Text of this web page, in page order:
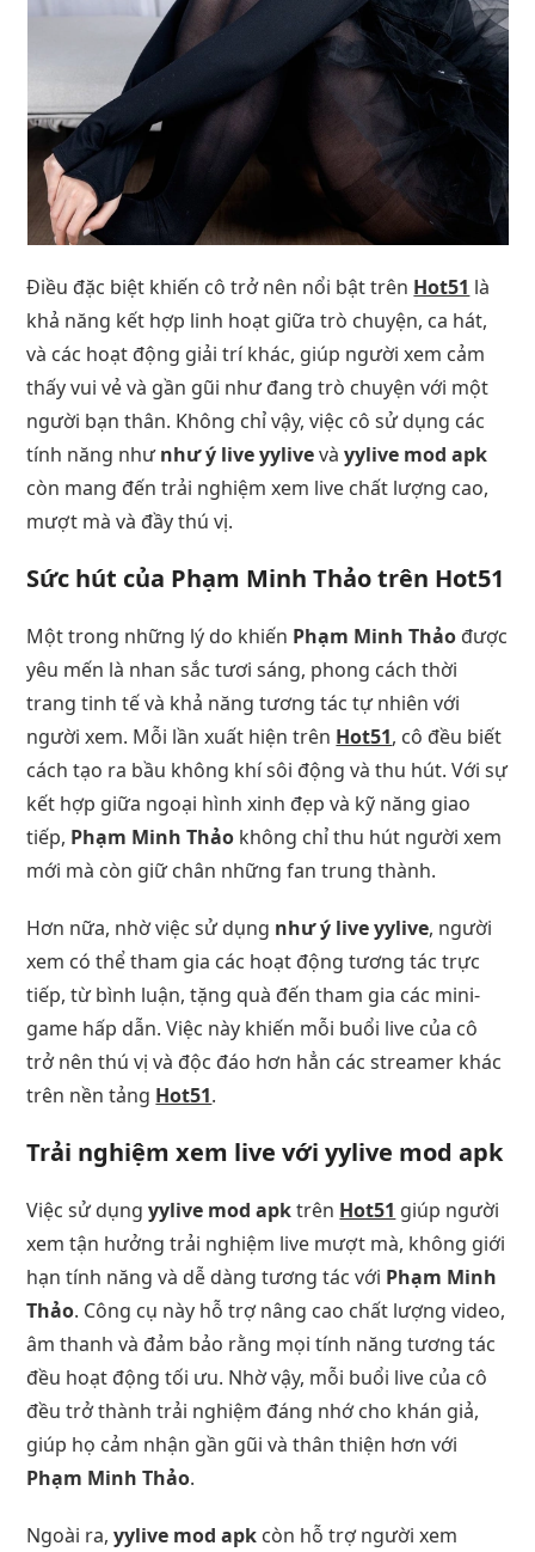
Điều đặc biệt khiến cô trở nên nổi bật trên Hot51 là
khả năng kết hợp linh hoạt giữa trò chuyện, ca hát,
và các hoạt động giải trí khác, giúp người xem cảm
thấy vui vẻ và gần gũi như đang trò chuyện với một
người bạn thân. Không chỉ vậy, việc cô sử dụng các
tính năng nhưnhư ý live yylivevàyylive mod apk
còn mang đến trải nghiệm xem live chất lượng cao,
mượt mà và đầy thú vị.
Sức hút của Phạm Minh Thảo trên Hot51
Một trong những lý do khiến Phạm Minh Thảo được
yêu mến là nhan sắc tươi sáng, phong cách thời
trang tinh tế và khả năng tương tác tự nhiên với
người xem. Mỗi lần xuất hiện trên Hot51, cô đều biết
cách tạo ra bầu không khí sôi động và thu hút. Với sự
kết hợp giữa ngoại hình xinh đẹp và kỹ năng giao
tiếp, Phạm Minh Thảo không chỉ thu hút người xem
mới mà còn giữ chân những fan trung thành.
Hơn nữa, nhờ việc sử dụng như ý live yylive, người
xem có thể tham gia các hoạt động tương tác trực
tiếp, từ bình luận, tặng quà đến tham gia các mini-
game hấp dẫn. Việc này khiến mỗi buổi live của cô
trở nên thú vị và độc đáo hơn hẳn các streamer khác
trên nền tảng Hot51.
Trải nghiệm xem live với yylive mod apk
Việc sử dụngyylive mod apktrên Hot51 giúp người
xem tận hưởng trải nghiệm live mượt mà, không giới
hạn tính năng và dễ dàng tương tác với Phạm Minh
Thảo. Công cụ này hỗ trợ nâng cao chất lượng video,
âm thanh và đảm bảo rằng mọi tính năng tương tác
đều hoạt động tối ưu. Nhờ vậy, mỗi buổi live của cô
đều trở thành trải nghiệm đáng nhớ cho khán giả,
giúp họ cảm nhận gần gũi và thân thiện hơn với
Phạm Minh Thảo.
Ngoài ra,yylive mod apk còn hỗ trợ người xem